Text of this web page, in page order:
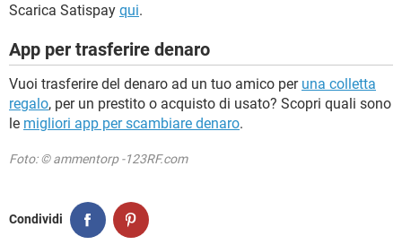
Scarica Satispay qui.
App per trasferire denaro
Vuoi trasferire del denaro ad un tuo amico per una colletta
regalo, per un prestito o acquisto di usato? Scopri quali sono
le migliori app per scambiare denaro.
Foto: © ammentorp -123RF.com
Condividi